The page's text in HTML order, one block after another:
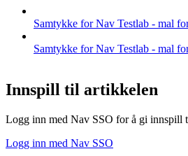
Samtykke for Nav Testlab - mal
Samtykke for Nav Testlab - mal
Innspill til artikkelen
Logg inn med Nav SSO for å gi innspill
Logg inn med Nav SSO